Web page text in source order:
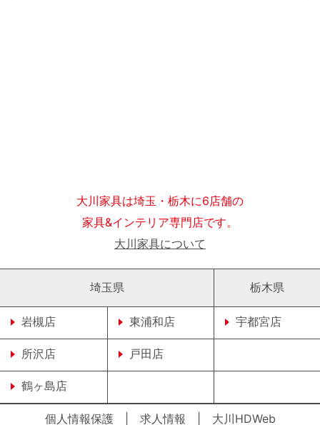
大川家具は埼玉・栃木に6店舗の
家具&インテリア専門店です。
大川家具について
埼玉県
岩槻店 東浦和店
所沢店 戸田店
鶴ヶ島店
栃木県
宇都宮店
個人情報保護| 求人情報 大川HDWeb